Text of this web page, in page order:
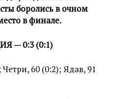
боролись в очном
в финале.
— 0:3 (0:1)
Четри, 60 (0:2); Ядав, 91